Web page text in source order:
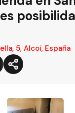
5, Alcoi, España